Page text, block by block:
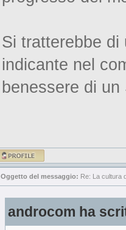
Si tratterebbe
indicante nel
benessere di
Oggetto del messaggio: Re: La cultura
androcom ha